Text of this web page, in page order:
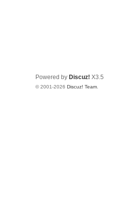
Powered by Discuz! X3.5
© 2001-2026 Discuz! Team